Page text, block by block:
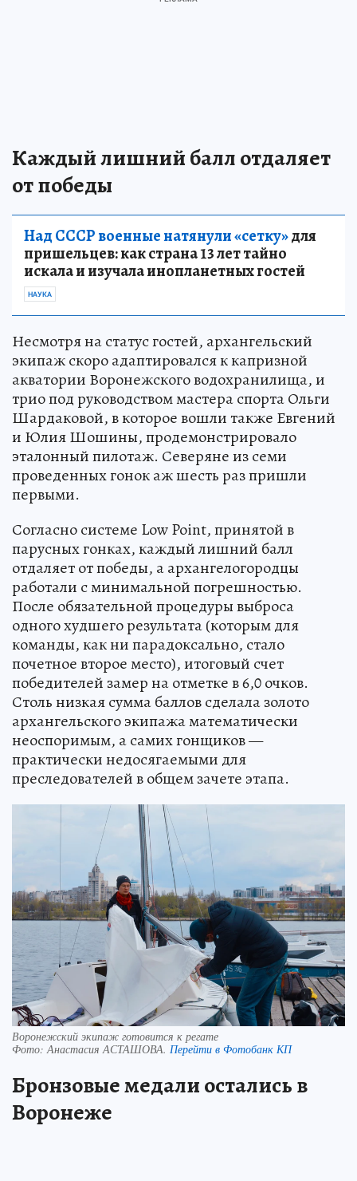
Каждый лишний балл отдаляет
от победы
Над СССР военные натянули «сетку»для
пришельцев: как страна 13 лет тайно
искала и изучала инопланетных гостей
НАУКА
Несмотря на статус гостей, архангельский
экипаж скоро адаптировался к капризной
акватории Воронежского водохранилища, и
трио под руководством мастера спорта Ольги
Шардаковой, в которое вошли также Евгений
и Юлия Шошины, продемонстрировало
эталонный пилотаж. Северяне из семи
проведенных гонок аж шесть раз пришли
первыми.
Согласно системе Low Point, принятой в
парусных гонках, каждый лишний балл
отдаляет от победы, а архангелогородцы
работали с минимальной погрешностью.
После обязательной процедуры выброса
одного худшего результата (которым для
команды, как ни парадоксально, стало
почетное второе место), итоговый счет
победителей замер на отметке в 6,0 очков.
Столь низкая сумма баллов сделала золото
архангельского экипажа математически
неоспоримым, а самих гонщиков —
практически недосягаемыми для
преследователей в общем зачете этапа.
Воронежский экипаж готовится к регате
Фото:Анастасия АСТАШОВА. Перейти в Фотобанк КП
Бронзовые медали остались в
Воронеже